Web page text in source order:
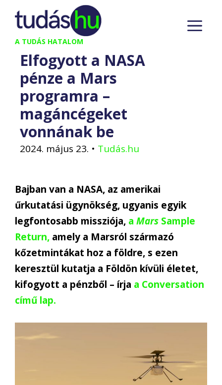
Kilépés
tartalomba
A TUDÁS HATALOM
Elfogyott a NASA
pénze a Mars
programra –
magáncégeket
vonnának be
2024. május 23. • Tudás.hu
Bajban van a NASA, az amerikai
űrkutatási ügynökség, ugyanis egyik
legfontosabb missziója, a Mars Sample
Return, amely a Marsról származó
kőzetmintákat hoz a földre, s ezen
keresztül kutatja a Földön kívüli életet,
kifogyott a pénzből – írja a Conversation
című lap.